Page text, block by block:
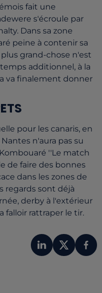
fait une
s'écroule par
Dans sa zone
peine à contenir sa
grand-chose n'est
additionnel, à la
va finalement donner
pour les canaris, en
n'aura pas su
''Le match
de faire des bonnes
dans les zones de
regards sont déjà
derby à l'extérieur
falloir rattraper le tir.